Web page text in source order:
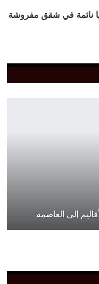
نائمة في شقق مفروشة
إلى العاصمة